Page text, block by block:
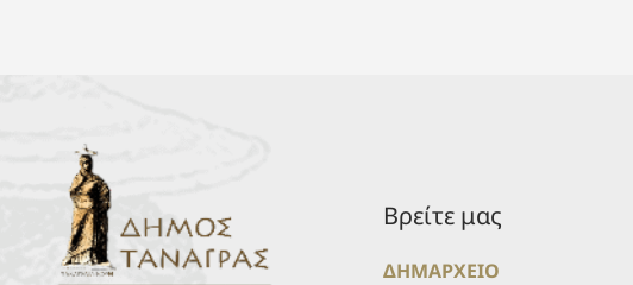
Βρείτε μας
ΔΗΜΑΡΧΕΙΟ